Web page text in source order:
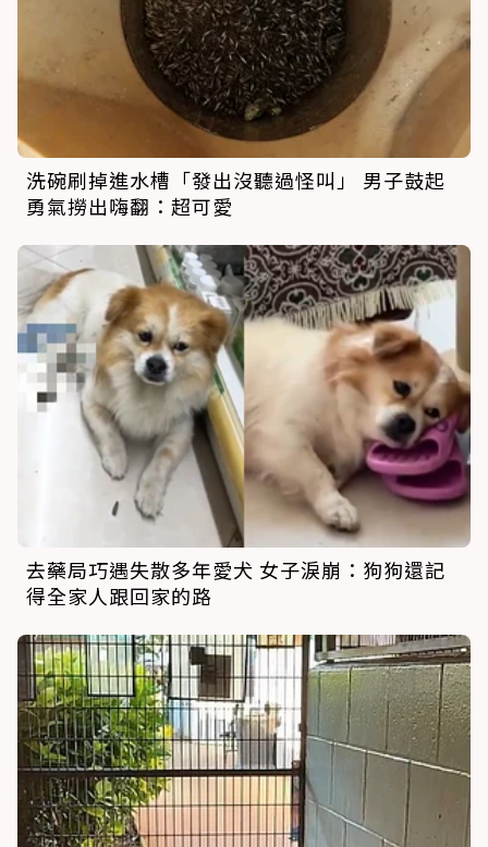
洗碗刷掉進水槽「發出沒聽過怪叫」 男子鼓起
勇氣撈出嗨翻：超可愛
去藥局巧遇失散多年愛犬 女子淚崩：狗狗還記
得全家人跟回家的路